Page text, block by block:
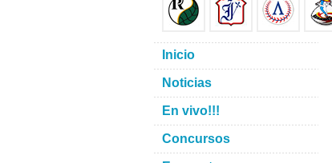
Inicio
Noticias
En vivo!!!
Concursos